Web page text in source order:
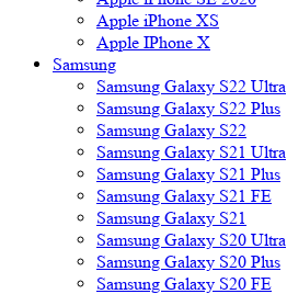
Apple iPhone XS
Apple IPhone X
Samsung
Samsung Galaxy S22 Ultra
Samsung Galaxy S22 Plus
Samsung Galaxy S22
Samsung Galaxy S21 Ultra
Samsung Galaxy S21 Plus
Samsung Galaxy S21 FE
Samsung Galaxy S21
Samsung Galaxy S20 Ultra
Samsung Galaxy S20 Plus
Samsung Galaxy S20 FE